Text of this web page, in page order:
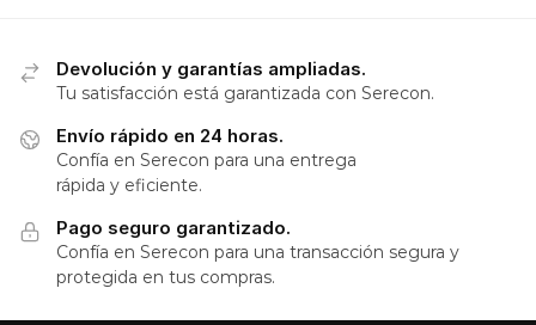
Devolución y garantías ampliadas.
Tu satisfacción está garantizada con Serecon.
Envío rápido en 24 horas.
Confía en Serecon para una entrega
rápida y eficiente.
Pago seguro garantizado.
Confía en Serecon para una transacción segura y
protegida en tus compras.